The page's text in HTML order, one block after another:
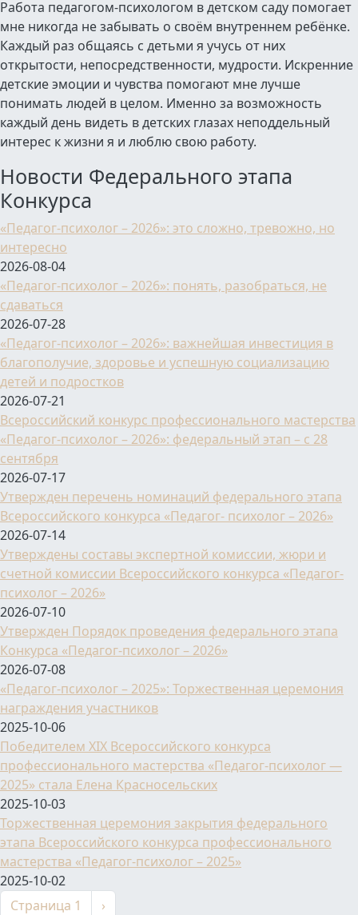
Работа педагогом-психологом в детском саду помогает
мне никогда не забывать о своём внутреннем ребёнке.
Каждый раз общаясь с детьми я учусь от них
открытости, непосредственности, мудрости. Искренние
детские эмоции и чувства помогают мне лучше
понимать людей в целом. Именно за возможность
каждый день видеть в детских глазах неподдельный
интерес к жизни я и люблю свою работу.
Новости Федерального этапа
Конкурса
«Педагог-психолог – 2026»: это сложно, тревожно, но
интересно
2026-08-04
«Педагог-психолог – 2026»: понять, разобраться, не
сдаваться
2026-07-28
«Педагог-психолог – 2026»: важнейшая инвестиция в
благополучие, здоровье и успешную социализацию
детей и подростков
2026-07-21
Всероссийский конкурс профессионального мастерства
«Педагог-психолог – 2026»: федеральный этап – с 28
сентября
2026-07-17
Утвержден перечень номинаций федерального этапа
Всероссийского конкурса «Педагог- психолог – 2026»
2026-07-14
Утверждены составы экспертной комиссии, жюри и
счетной комиссии Всероссийского конкурса «Педагог-
психолог – 2026»
2026-07-10
Утвержден Порядок проведения федерального этапа
Конкурса «Педагог-психолог – 2026»
2026-07-08
«Педагог-психолог – 2025»: Торжественная церемония
награждения участников
2025-10-06
Победителем XIX Всероссийского конкурса
профессионального мастерства «Педагог-психолог —
2025» стала Елена Красносельских
2025-10-03
Торжественная церемония закрытия федерального
этапа Всероссийского конкурса профессионального
мастерства «Педагог-психолог – 2025»
2025-10-02
Нумерация страниц
Страница 1 Следующая страница
›